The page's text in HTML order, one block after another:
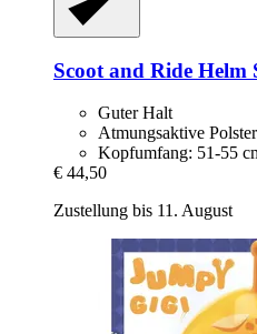
Scoot and Ride Helm
Guter Halt
Atmungsaktive
Kopfumfang: 51-55
€ 44,50
Zustellung bis 11. August